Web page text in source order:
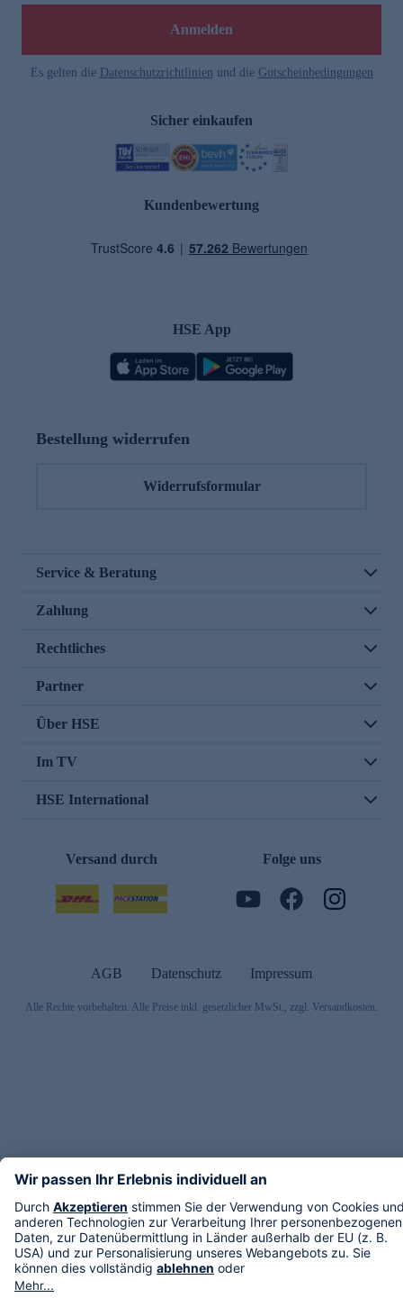
Anmelden
Es gelten die Datenschutzrichtlinien und die Gutscheinbedingungen
Sicher einkaufen
Kundenbewertung
HSE App
Bestellung widerrufen
Widerrufsformular
Service & Beratung
Zahlung
Rechtliches
Partner
Über HSE
Im TV
HSE International
Versand durch Folge uns
AGB Datenschutz Impressum
Alle Rechte vorbehalten. Alle Preise inkl. gesetzlicher MwSt., zzgl. Versandkosten.